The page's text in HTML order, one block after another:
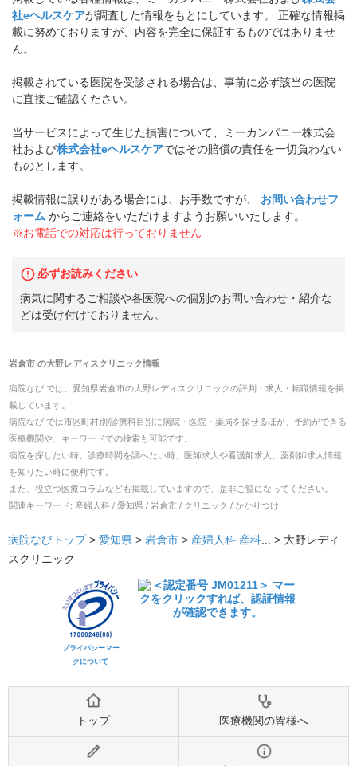
社eヘルスケアが調査した情報をもとにしています。 正確な情報掲
載に努めておりますが、内容を完全に保証するものではありませ
ん。
掲載されている医院を受診される場合は、事前に必ず該当の医院
に直接ご確認ください。
当サービスによって生じた損害について、ミーカンパニー株式会
社および株式会社eヘルスケアではその賠償の責任を一切負わない
ものとします。
掲載情報に誤りがある場合には、お手数ですが、
お問い合わせフ
ォーム からご連絡をいただけますようお願いいたします。
※お電話での対応は行っておりません
必ずお読みください
病気に関するご相談や各医院への個別のお問い合わせ・紹介な
どは受け付けておりません。
岩倉市の大野レディスクリニック情報
病院なび では、 愛知県岩倉市の大野レディスクリニックの評判・求人・転職情報を掲
載しています。
病院なび では市区町村別/診療科目別に病院・医院・薬局を探せるほか、予約ができる
医療機関や、キーワードでの検索も可能です。
病院を探したい時、診療時間を調べたい時、医師求人や看護師求人、薬剤師求人情報
を知りたい時に便利です。
また、役立つ医療コラムなども掲載していますので、是非ご覧になってください。
関連キーワード: 産婦人科 / 愛知県 / 岩倉市 / クリニック / かかりつけ
病院なびトップ > 愛知県 > 岩倉市 > 産婦人科 産科... > 大野レディ
スクリニック
プライバシーマー
クについて
トップ 医療機関の皆様へ